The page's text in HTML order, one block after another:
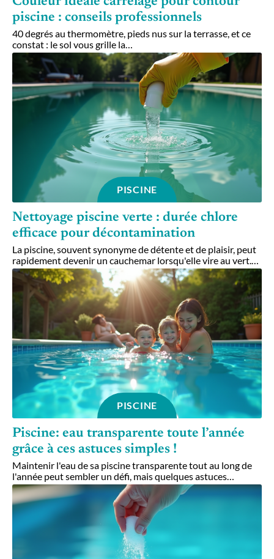
piscine : conseils professionnels
40 degrés au thermomètre, pieds nus sur la terrasse, et ce
constat : le sol vous grille la…
PISCINE
Nettoyage piscine verte : durée chlore
efficace pour décontamination
La piscine, souvent synonyme de détente et de plaisir, peut
rapidement devenir un cauchemar lorsqu'elle vire au vert.…
PISCINE
Piscine: eau transparente toute l’année
grâce à ces astuces simples !
Maintenir l'eau de sa piscine transparente tout au long de
l'année peut sembler un défi, mais quelques astuces